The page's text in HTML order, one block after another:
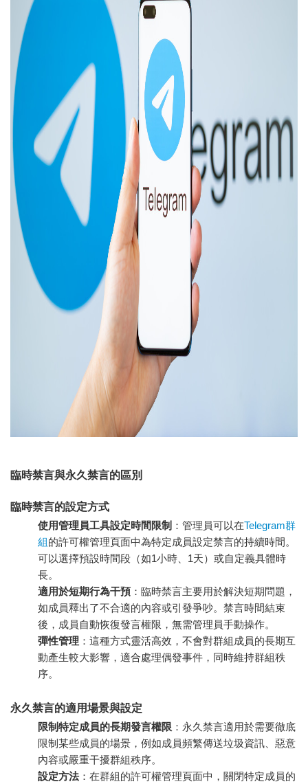
臨時禁言與永久禁言的區別
臨時禁言的設定方式
使用管理員工具設定時間限制 ：管理員可以在Telegram群
組的許可權管理頁面中為特定成員設定禁言的持續時間。
可以選擇預設時間段（如1小時、1天）或自定義具體時
長。
適用於短期行為干預 ：臨時禁言主要用於解決短期問題，
如成員釋出了不合適的內容或引發爭吵。禁言時間結束
後，成員自動恢復發言權限，無需管理員手動操作。
彈性管理 ：這種方式靈活高效，不會對群組成員的長期互
動產生較大影響，適合處理偶發事件，同時維持群組秩
序。
永久禁言的適用場景與設定
限制特定成員的長期發言權限 ：永久禁言適用於需要徹底
限制某些成員的場景，例如成員頻繁傳送垃圾資訊、惡意
內容或嚴重干擾群組秩序。
設定方法：在群組的許可權管理頁面中，關閉特定成員的